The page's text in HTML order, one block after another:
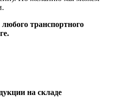
транспортного
на складе